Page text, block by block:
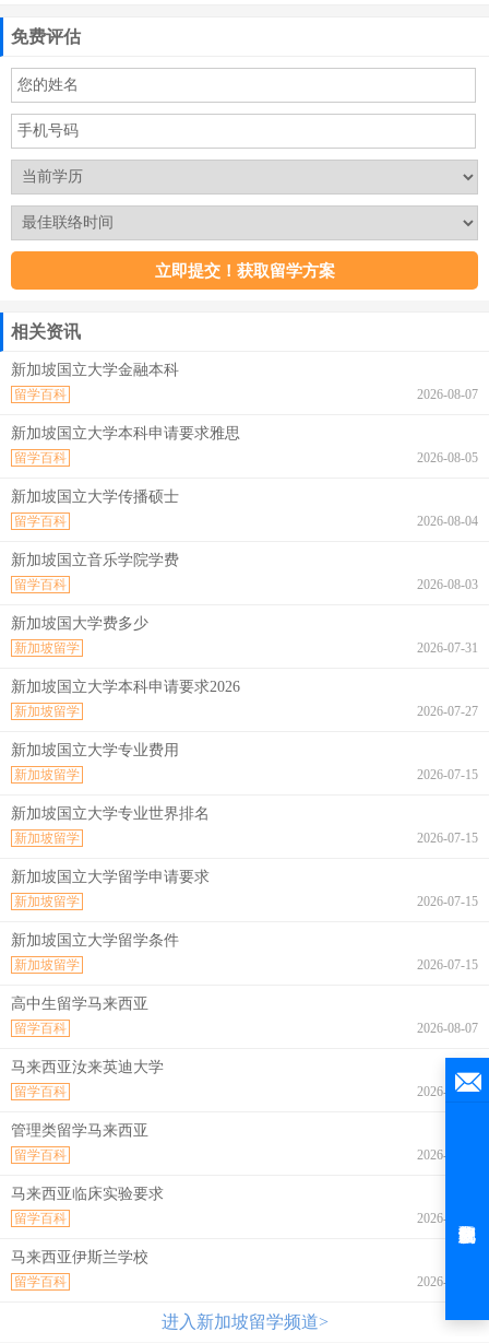
免费评估
相关资讯
新加坡国立大学金融本科
2026-08-07
留学百科
新加坡国立大学本科申请要求雅思
2026-08-05
留学百科
新加坡国立大学传播硕士
2026-08-04
留学百科
新加坡国立音乐学院学费
2026-08-03
留学百科
新加坡国大学费多少
2026-07-31
新加坡留学
新加坡国立大学本科申请要求2026
2026-07-27
新加坡留学
新加坡国立大学专业费用
2026-07-15
新加坡留学
新加坡国立大学专业世界排名
2026-07-15
新加坡留学
新加坡国立大学留学申请要求
2026-07-15
新加坡留学
新加坡国立大学留学条件
2026-07-15
新加坡留学
高中生留学马来西亚
2026-08-07
留学百科
马来西亚汝来英迪大学
2026-08-07
留学百科
管理类留学马来西亚
2026-08-07
留学百科
马来西亚临床实验要求
2026-08-07
留学百科
马来西亚伊斯兰学校
2026-08-07
留学百科
进入新加坡留学频道>